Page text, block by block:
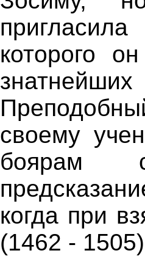
которого
своему
боярам
когда при
(1462 -